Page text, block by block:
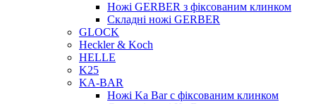
Ножі GERBER з фіксованим клинком
Складні ножі GERBER
GLOCK
Heckler & Koch
HELLE
K25
KA-BAR
Ножі Ka Bar c фіксованим клинком